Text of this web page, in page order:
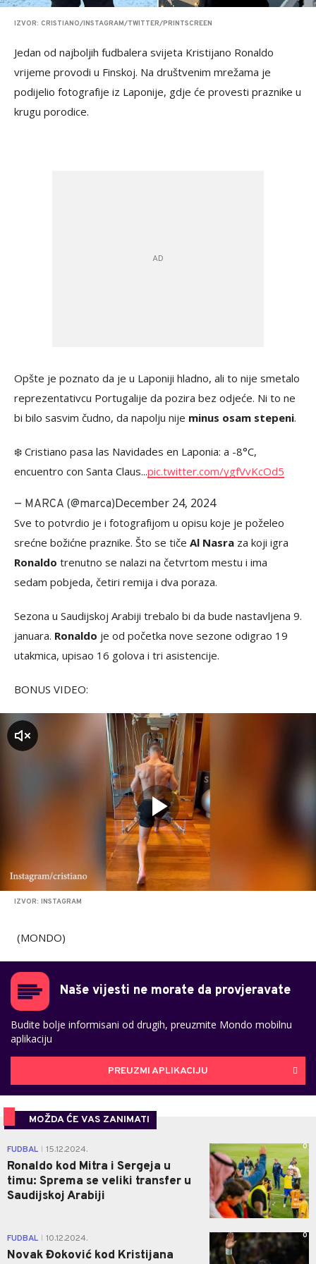
IZVOR: CRISTIANO/INSTAGRAM/TWITTER/PRINTSCREEN
Jedan od najboljih fudbalera svijeta Kristijano Ronaldo
vrijeme provodi u Finskoj. Na društvenim mrežama je
podijelio fotografije iz Laponije, gdje će provesti praznike u
krugu porodice.
Opšte je poznato da je u Laponiji hladno, ali to nije smetalo
reprezentativcu Portugalije da pozira bez odjeće. Ni to ne
bi bilo sasvim čudno, da napolju nije minus osam stepeni.
❄️ Cristiano pasa las Navidades en Laponia: a -8°C,
encuentro con Santa Claus...pic.twitter.com/ygfVvKcOd5
— MARCA (@marca)December 24, 2024
Sve to potvrdio je i fotografijom u opisu koje je poželeo
srećne božićne praznike. Što se tiče Al Nasra za koji igra
Ronaldo trenutno se nalazi na četvrtom mestu i ima
sedam pobjeda, četiri remija i dva poraza.
Sezona u Saudijskoj Arabiji trebalo bi da bude nastavljena 9.
januara. Ronaldo je od početka nove sezone odigrao 19
utakmica, upisao 16 golova i tri asistencije.
BONUS VIDEO:
IZVOR: INSTAGRAM
(MONDO)
Naše vijesti ne morate da provjeravate
Budite bolje informisani od drugih, preuzmite Mondo mobilnu
aplikaciju
PREUZMI APLIKACIJU
MOŽDA ĆE VAS ZANIMATI
FUDBAL 15.12.2024.
Ronaldo kod Mitra i Sergeja u
timu: Sprema se veliki transfer u
Saudijskoj Arabiji
0
FUDBAL 10.12.2024.
Novak Đoković kod Kristijana
0